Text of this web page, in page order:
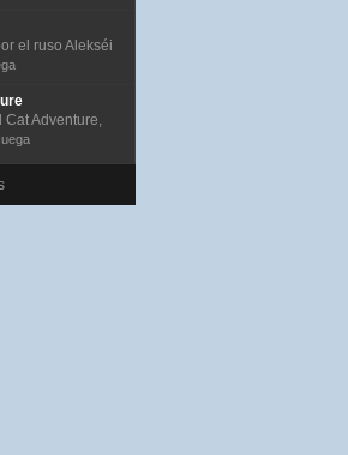
el ruso Alekséi
Cat Adventure,